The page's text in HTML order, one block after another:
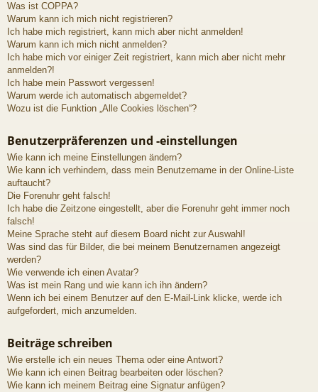
Was ist COPPA?
Warum kann ich mich nicht registrieren?
Ich habe mich registriert, kann mich aber nicht anmelden!
Warum kann ich mich nicht anmelden?
Ich habe mich vor einiger Zeit registriert, kann mich aber nicht mehr
anmelden?!
Ich habe mein Passwort vergessen!
Warum werde ich automatisch abgemeldet?
Wozu ist die Funktion „Alle Cookies löschen“?
Benutzerpräferenzen und -einstellungen
Wie kann ich meine Einstellungen ändern?
Wie kann ich verhindern, dass mein Benutzername in der Online-Liste
auftaucht?
Die Forenuhr geht falsch!
Ich habe die Zeitzone eingestellt, aber die Forenuhr geht immer noch
falsch!
Meine Sprache steht auf diesem Board nicht zur Auswahl!
Was sind das für Bilder, die bei meinem Benutzernamen angezeigt
werden?
Wie verwende ich einen Avatar?
Was ist mein Rang und wie kann ich ihn ändern?
Wenn ich bei einem Benutzer auf den E-Mail-Link klicke, werde ich
aufgefordert, mich anzumelden.
Beiträge schreiben
Wie erstelle ich ein neues Thema oder eine Antwort?
Wie kann ich einen Beitrag bearbeiten oder löschen?
Wie kann ich meinem Beitrag eine Signatur anfügen?